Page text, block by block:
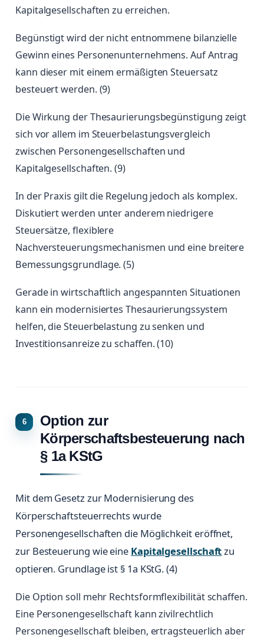
Kapitalgesellschaften zu erreichen.
Begünstigt wird der nicht entnommene bilanzielle
Gewinn eines Personenunternehmens. Auf Antrag
kann dieser mit einem ermäßigten Steuersatz
besteuert werden. (9)
Die Wirkung der Thesaurierungsbegünstigung zeigt
sich vor allem im Steuerbelastungsvergleich
zwischen Personengesellschaften und
Kapitalgesellschaften. (9)
In der Praxis gilt die Regelung jedoch als komplex.
Diskutiert werden unter anderem niedrigere
Steuersätze, flexiblere
Nachversteuerungsmechanismen und eine breitere
Bemessungsgrundlage. (5)
Gerade in wirtschaftlich angespannten Situationen
kann ein modernisiertes Thesaurierungssystem
helfen, die Steuerbelastung zu senken und
Investitionsanreize zu schaffen. (10)
Option zur
Körperschaftsbesteuerung nach
§ 1a KStG
Mit dem Gesetz zur Modernisierung des
Körperschaftsteuerrechts wurde
Personengesellschaften die Möglichkeit eröffnet,
zur Besteuerung wie eine Kapitalgesellschaftzu
optieren. Grundlage ist § 1a KStG. (4)
Die Option soll mehr Rechtsformflexibilität schaffen.
Eine Personengesellschaft kann zivilrechtlich
Personengesellschaft bleiben, ertragsteuerlich aber